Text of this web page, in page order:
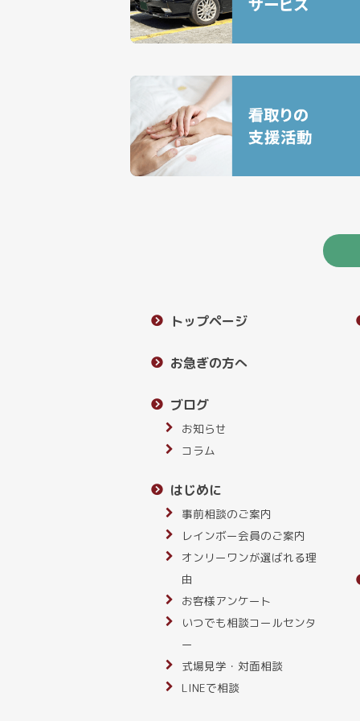
トップページ
お急ぎの方へ
ブログ
お知らせ
コラム
はじめに
事前相談のご案内
レインボー会員のご案内
オンリーワンが選ばれる理
由
お客様アンケート
いつでも相談コールセンタ
ー
式場見学・対面相談
LINEで相談